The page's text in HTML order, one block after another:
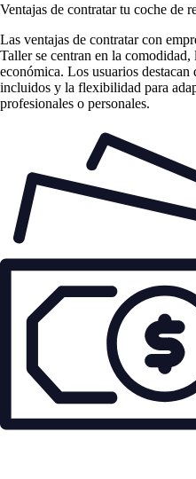
Ventajas de contratar tu coche de
Las ventajas de contratar con
Taller se centran en la
económica. Los usuarios
incluidos y la flexibilidad para
profesionales o personales.